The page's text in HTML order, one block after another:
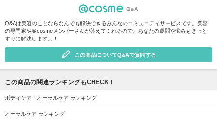
Q&Aは美容のことならなんでも解決できるみんなのコミュニティサービスです。美容
の専門家や＠cosmeメンバーさんが答えてくれるので、あなたの疑問や悩みもきっと
すぐに解決しますよ！
この商品についてQ&Aで質問する
この商品の関連ランキングもCHECK！
ボディケア・オーラルケア ランキング
オーラルケア ランキング